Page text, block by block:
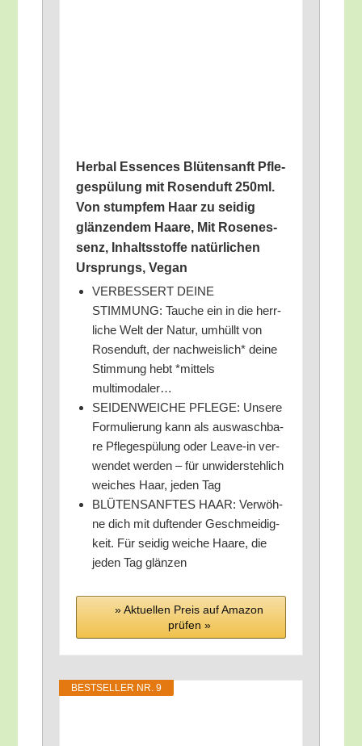
Her­bal Essen­ces Blü­tensanft Pfle­
ge­spü­lung mit Rosen­duft 250ml.
Von stump­fem Haar zu sei­dig
glän­zen­dem Haa­re, Mit Rosen­es­
senz, Inhalts­stof­fe natür­li­chen
Ursprungs, Vegan
VERBESSERT DEINE
STIMMUNG: Tau­che ein in die herr­
li­che Welt der Natur, umhüllt von
Rosen­duft, der nach­weis­lich* dei­ne
Stim­mung hebt *mit­tels
multimodaler…
SEIDENWEICHE PFLEGE: Unse­re
For­mu­lie­rung kann als aus­wasch­ba­
re Pfle­ge­spü­lung oder Lea­ve-in ver­
wen­det wer­den – für unwi­der­steh­lich
wei­ches Haar, jeden Tag
BLÜTENSANFTES HAAR: Ver­wöh­
ne dich mit duf­ten­der Geschmei­dig­
keit. Für sei­dig wei­che Haa­re, die
jeden Tag glänzen
» Aktu­el­len Preis auf Ama­zon
prü­fen »
BEST­SEL­LER NR. 9